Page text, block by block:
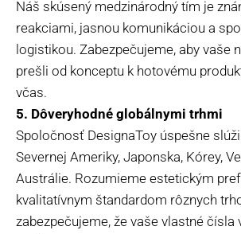
Náš skúsený medzinárodný tím je
reakciami, jasnou komunikáciou a
logistikou. Zabezpečujeme, aby vaše
prešli od konceptu k hotovému
včas.
5. Dôveryhodné globálnymi trhmi
Spoločnosť DesignaToy úspešne
Severnej Ameriky, Japonska, Kórey,
Austrálie. Rozumieme estetickým
kvalitatívnym štandardom rôznych
zabezpečujeme, že vaše vlastné čísla